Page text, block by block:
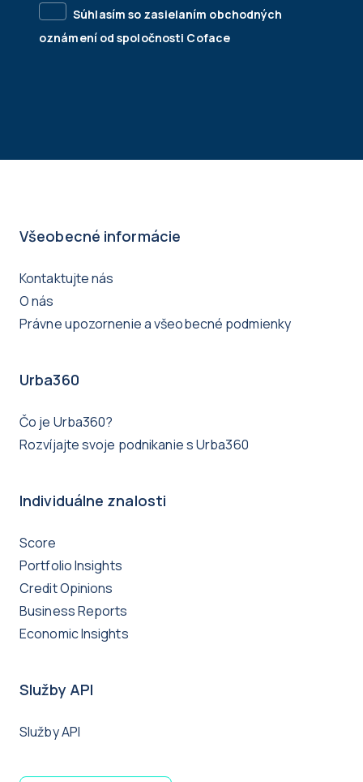
Súhlasím so zasielaním obchodných
oznámení od spoločnosti Coface
Všeobecné informácie
Kontaktujte nás
O nás
Právne upozornenie a všeobecné podmienky
Urba360
Čo je Urba360?
Rozvíjajte svoje podnikanie s Urba360
Individuálne znalosti
Score
Portfolio Insights
Credit Opinions
Business Reports
Economic Insights
Služby API
Služby API